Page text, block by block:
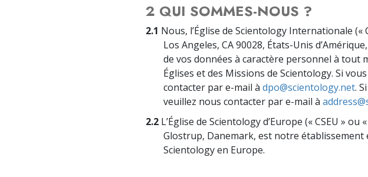
2 QUI SOMMES-NOUS ?
2.1 Nous, l’Église de Scientology Internationale («
Los Angeles, CA 90028, États-Unis
de vos données à caractère personnel à tout
Églises et des Missions de Scientology. Si
contacter par e-mail à dpo@scientology.net.
veuillez nous contacter par e-mail à
2.2 L’Église de Scientology d’Europe (« CSEU »
Glostrup, Danemark, est notre
Scientology en Europe.